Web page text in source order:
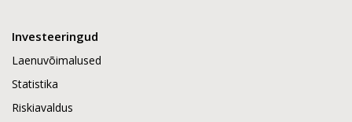
Investeeringud
Laenuvõimalused
Statistika
Riskiavaldus